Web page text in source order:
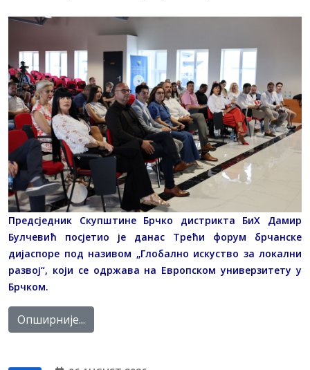
Предсједник Скупштине Брчко дистрикта БиХ Дамир
Булчевић посјетио је данас Трећи форум брчанске
дијаспоре под називом „Глобално искуство за локални
развој“, који се одржава на Европском универзитету у
Брчком.
Опширније...